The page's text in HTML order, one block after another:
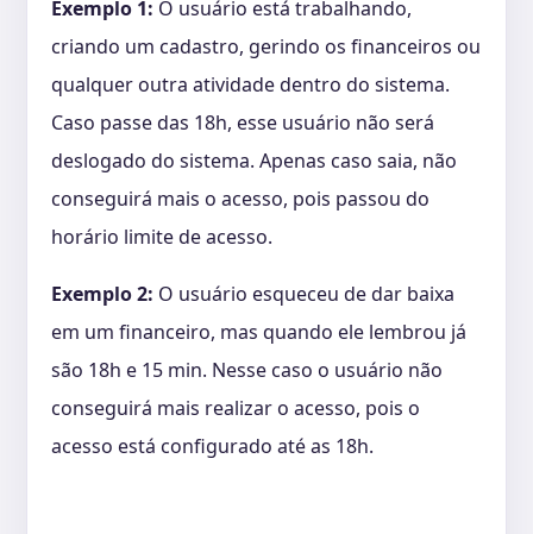
Exemplo 1: O usuário está trabalhando,
criando um cadastro, gerindo os financeiros ou
qualquer outra atividade dentro do sistema.
Caso passe das 18h, esse usuário não será
deslogado do sistema. Apenas caso saia, não
conseguirá mais o acesso, pois passou do
horário limite de acesso.
Exemplo 2: O usuário esqueceu de dar baixa
em um financeiro, mas quando ele lembrou já
são 18h e 15 min. Nesse caso o usuário não
conseguirá mais realizar o acesso, pois o
acesso está configurado até as 18h.